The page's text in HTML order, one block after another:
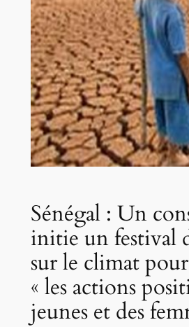
Sénégal : Un
initie un festival
sur le climat
« les actions
jeunes et des